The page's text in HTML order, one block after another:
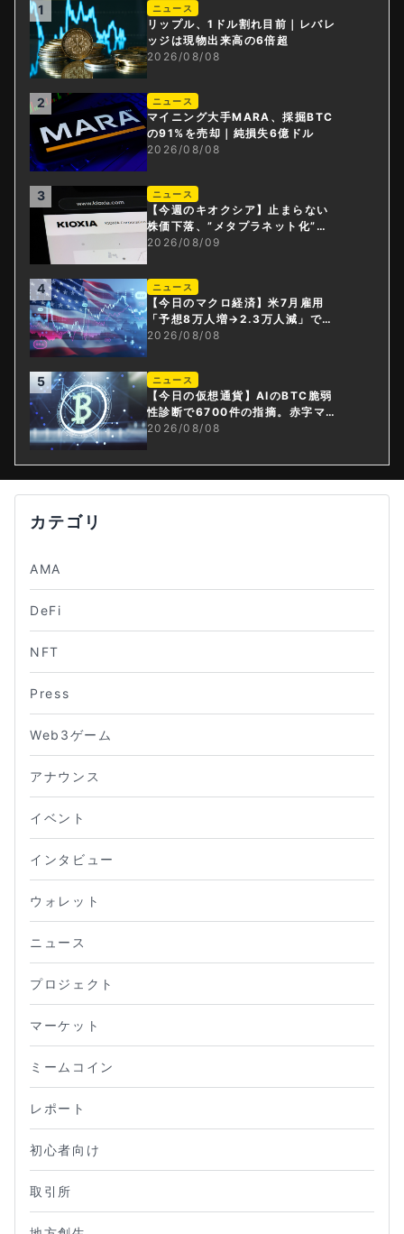
1 ニュース
リップル、1ドル割れ目前｜レバレ
ッジは現物出来高の6倍超
2026/08/08
2 ニュース
マイニング大手MARA、採掘BTC
の91%を売却｜純損失6億ドル
2026/08/08
3 ニュース
【今週のキオクシア】止まらない
株価下落、”メタプラネット化”の
指摘は本当？
2026/08/09
4 ニュース
【今日のマクロ経済】米7月雇用
「予想8万人増→2.3万人減」で利
上げ観測後退
2026/08/08
5 ニュース
【今日の仮想通貨】AIのBTC脆弱
性診断で6700件の指摘。赤字マイ
ニング企業はAIに賭ける
2026/08/08
カテゴリ
AMA
DeFi
NFT
Press
Web3ゲーム
アナウンス
イベント
インタビュー
ウォレット
ニュース
プロジェクト
マーケット
ミームコイン
レポート
初心者向け
取引所